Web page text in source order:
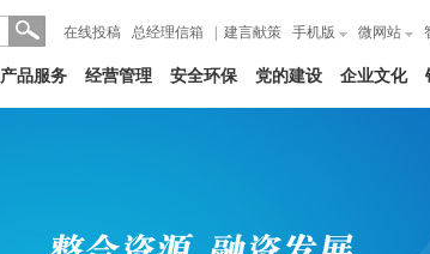
在线投稿 总经理信箱 建言献策 手机版 微网站
企业文化
党的建设
安全环保
经营管理
产品服务